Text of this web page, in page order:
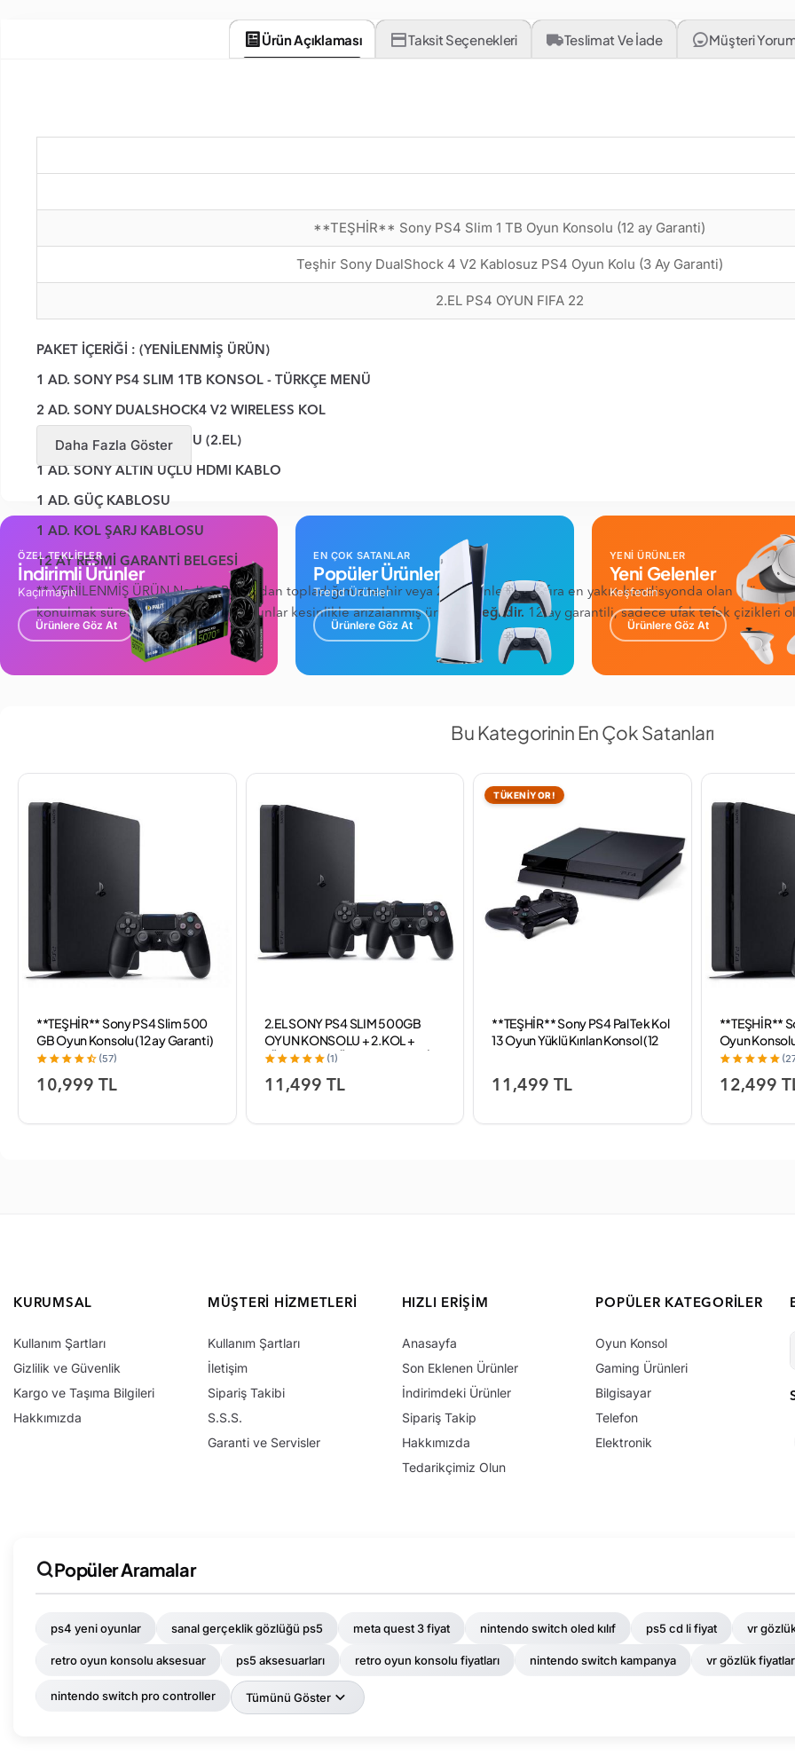
Ürün Açıklaması Taksit Seçenekleri Teslimat Ve İade Müşteri
**TEŞHİR** Sony PS4 Slim 1 TB Oyun Konsolu (12 ay Garanti)
Teşhir Sony DualShock 4 V2 Kablosuz PS4 Oyun Kolu (3 Ay Garanti)
2.EL PS4 OYUN FIFA 22
PAKET İÇERİĞİ : (YENİLENMİŞ ÜRÜN)
1 AD. SONY PS4 SLIM 1TB KONSOL - TÜRKÇE MENÜ
2 AD. SONY DUALSHOCK4 V2 WIRELESS KOL
1 AD. FIFA 22 PS4 OYUNU (2.EL)
1 AD. SONY ALTIN UÇLU HDMI KABLO
1 AD. GÜÇ KABLOSU
1 AD. KOL ŞARJ KABLOSU
12 AY RESMİ GARANTİ BELGESİ
** YENİLENMİŞ​ ÜRÜN Nedir ? Piyasadan topladığımız teşhir veya 2.el ürünlerden sıfıra en yakın kondisyonda olan ürünler
konulmak süreti ile satışa sunulur. Bunlar kesinlikle arızalanmış ürünler değildir. 12 ay garantili, sadece ufak tefek çizikleri
Daha Fazla Göster
ÖZEL TEKLİFLER
İndirimli Ürünler
Kaçırmayın
Ürünlere Göz At
EN ÇOK SATANLAR
Popüler Ürünler
Trend Ürünler
Ürünlere Göz At
YENİ ÜRÜNLER
Yeni Gelenler
Keşfedin
Ürünlere Göz At
Bu Kategorinin En Çok Satanları
**TEŞHİR** Sony PS4 Slim 500
GB Oyun Konsolu (12 ay Garanti)
(57)
10,999 TL
2.EL SONY PS4 SLIM 500GB
OYUN KONSOLU + 2.KOL +
TÜRKÇE MENÜ (12AY GARANTİ)
(1)
11,499 TL
TÜKENİYOR!
**TEŞHİR** Sony PS4 Pal Tek Kol
13 Oyun Yüklü Kırılan Konsol (12
11,499 TL
**TEŞHİR**
Oyun
12,499
KURUMSAL
Kullanım Şartları
Gizlilik ve Güvenlik
Kargo ve Taşıma Bilgileri
Hakkımızda
MÜŞTERI HIZMETLERI
Kullanım Şartları
İletişim
Sipariş Takibi
S.S.S.
Garanti ve Servisler
HIZLI ERIŞIM
Anasayfa
Son Eklenen Ürünler
İndirimdeki Ürünler
Sipariş Takip
Hakkımızda
Tedarikçimiz Olun
POPÜLER KATEGORILER
Oyun Konsol
Gaming Ürünleri
Bilgisayar
Telefon
Elektronik
Popüler Aramalar
ps4 yeni oyunlar sanal gerçeklik gözlüğü ps5 meta quest 3 fiyat nintendo switch oled kılıf ps5 cd li fiyat vr
retro oyun konsolu aksesuar ps5 aksesuarları retro oyun konsolu fiyatları nintendo switch kampanya vr gözlük
nintendo switch pro controller Tümünü Göster